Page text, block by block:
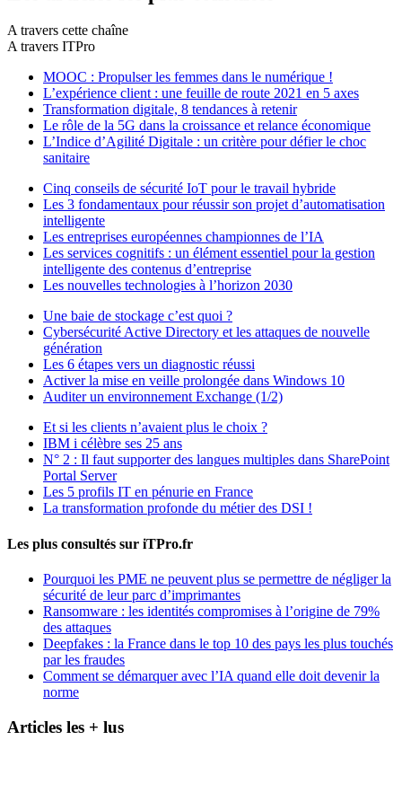
A travers cette chaîne
A travers ITPro
MOOC : Propulser les femmes dans le numérique !
L’expérience client : une feuille de route 2021 en 5 axes
Transformation digitale, 8 tendances à retenir
Le rôle de la 5G dans la croissance et relance économique
L’Indice d’Agilité Digitale : un critère pour défier le choc
sanitaire
Cinq conseils de sécurité IoT pour le travail hybride
Les 3 fondamentaux pour réussir son projet d’automatisation
intelligente
Les entreprises européennes championnes de l’IA
Les services cognitifs : un élément essentiel pour la gestion
intelligente des contenus d’entreprise
Les nouvelles technologies à l’horizon 2030
Une baie de stockage c’est quoi ?
Cybersécurité Active Directory et les attaques de nouvelle
génération
Les 6 étapes vers un diagnostic réussi
Activer la mise en veille prolongée dans Windows 10
Auditer un environnement Exchange (1/2)
Et si les clients n’avaient plus le choix ?
IBM i célèbre ses 25 ans
N° 2 : Il faut supporter des langues multiples dans SharePoint
Portal Server
Les 5 profils IT en pénurie en France
La transformation profonde du métier des DSI !
Les plus consultés sur iTPro.fr
Pourquoi les PME ne peuvent plus se permettre de négliger la
sécurité de leur parc d’imprimantes
Ransomware : les identités compromises à l’origine de 79%
des attaques
Deepfakes : la France dans le top 10 des pays les plus touchés
par les fraudes
Comment se démarquer avec l’IA quand elle doit devenir la
norme
Articles les + lus